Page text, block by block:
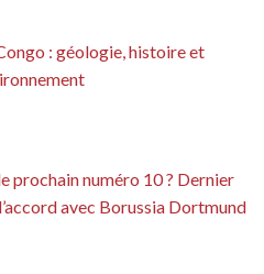
: géologie, histoire et
prochain numéro 10 ? Dernier
avec Borussia Dortmund